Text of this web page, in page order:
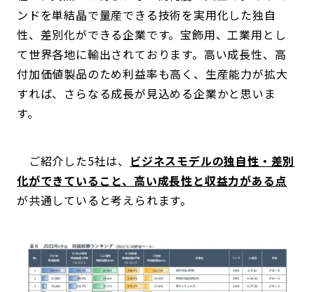
ンドを単結晶で量産できる技術を実用化した独自
性、差別化ができる企業です。宝飾用、工業用とし
て世界各地に輸出されております。高い成長性、高
付加価値製品のため利益率も高く、生産能力が拡大
すれば、さらなる成長が見込める企業かと思いま
す。
ご紹介した5社は、 ビジネスモデルの独自性・差別
化ができていること、高い成長性と収益力がある点
が共通していると考えられます。